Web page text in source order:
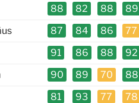
88 82 88 89
87 84 86 77
91 86 88 92
90 89 70 88
81 93 77 78